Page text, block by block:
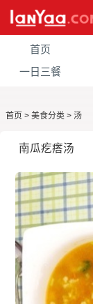
首页
一日三餐
首页 > 美食分类 > 汤
南瓜疙瘩汤